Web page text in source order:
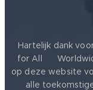
Hartelijk dank
for All ❤️
op deze website
alle